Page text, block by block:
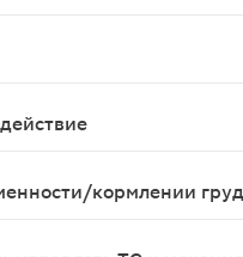
явлений у
кормлении